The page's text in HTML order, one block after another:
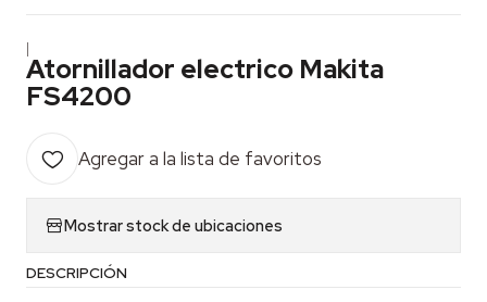
|
Atornillador electrico Makita
FS4200
Agregar a la lista de favoritos
Mostrar stock de ubicaciones
DESCRIPCIÓN